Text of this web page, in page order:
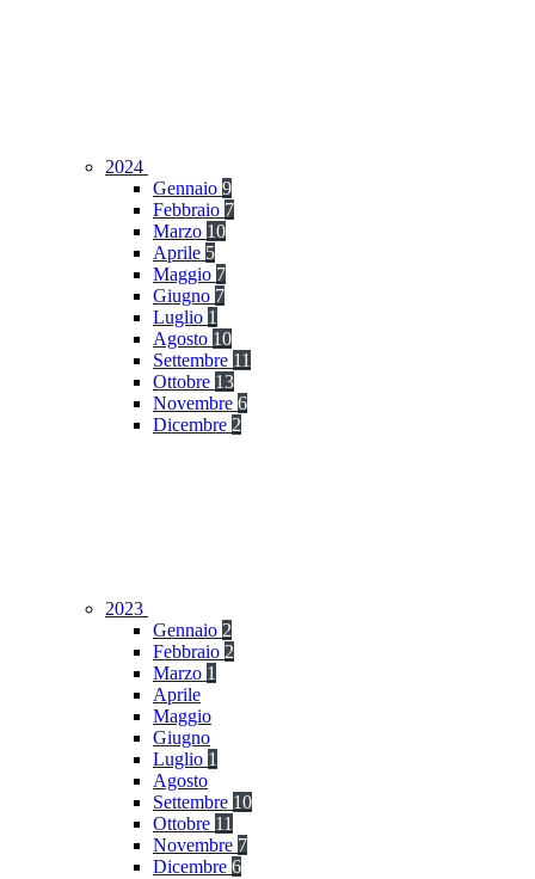
2024
Gennaio 9
Febbraio 7
Marzo 10
Aprile 5
Maggio 7
Giugno 7
Luglio 1
Agosto 10
Settembre 11
Ottobre 13
Novembre 6
Dicembre 2
2023
Gennaio 2
Febbraio 2
Marzo 1
Aprile
Maggio
Giugno
Luglio 1
Agosto
Settembre 10
Ottobre 11
Novembre 7
Dicembre 6